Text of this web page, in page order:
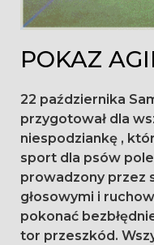
POKAZ
22 października
przygotował dla
niespodziankę ,
sport dla psów
prowadzony przez
głosowymi i
pokonać
tor przeszkód.